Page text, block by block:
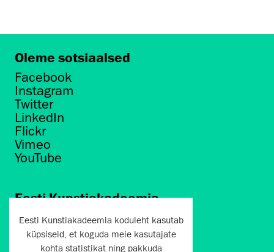
Oleme sotsiaalsed
Facebook
Instagram
Twitter
LinkedIn
Flickr
Vimeo
YouTube
Eesti Kunstiakadeemia
Põhja puiestee 7
Tallinn 10412
Eesti Kunstiakadeemia koduleht kasutab
küpsiseid, et koguda meie kasutajate
kohta statistikat ning pakkuda